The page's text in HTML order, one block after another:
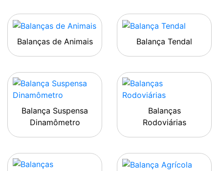
Balanças de Animais Balança Tendal
Balança Suspensa
Dinamômetro
Balanças
Rodoviárias